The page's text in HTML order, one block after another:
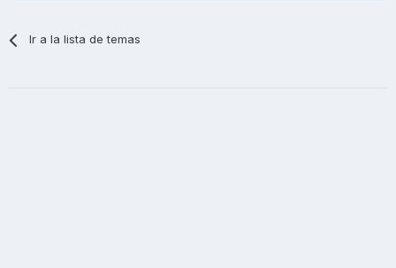
Ir a la lista de temas